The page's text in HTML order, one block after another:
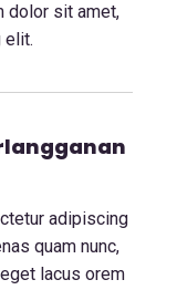
dolor sit amet,
elit.
adipiscing
quam nunc,
lacus orem